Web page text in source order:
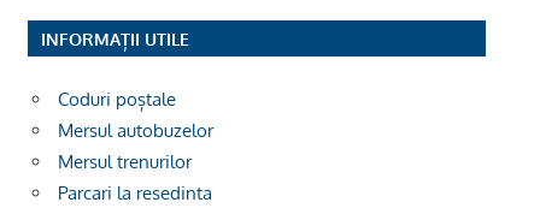
INFORMAȚII UTILE
Coduri poștale
Mersul autobuzelor
Mersul trenurilor
Parcari la resedinta